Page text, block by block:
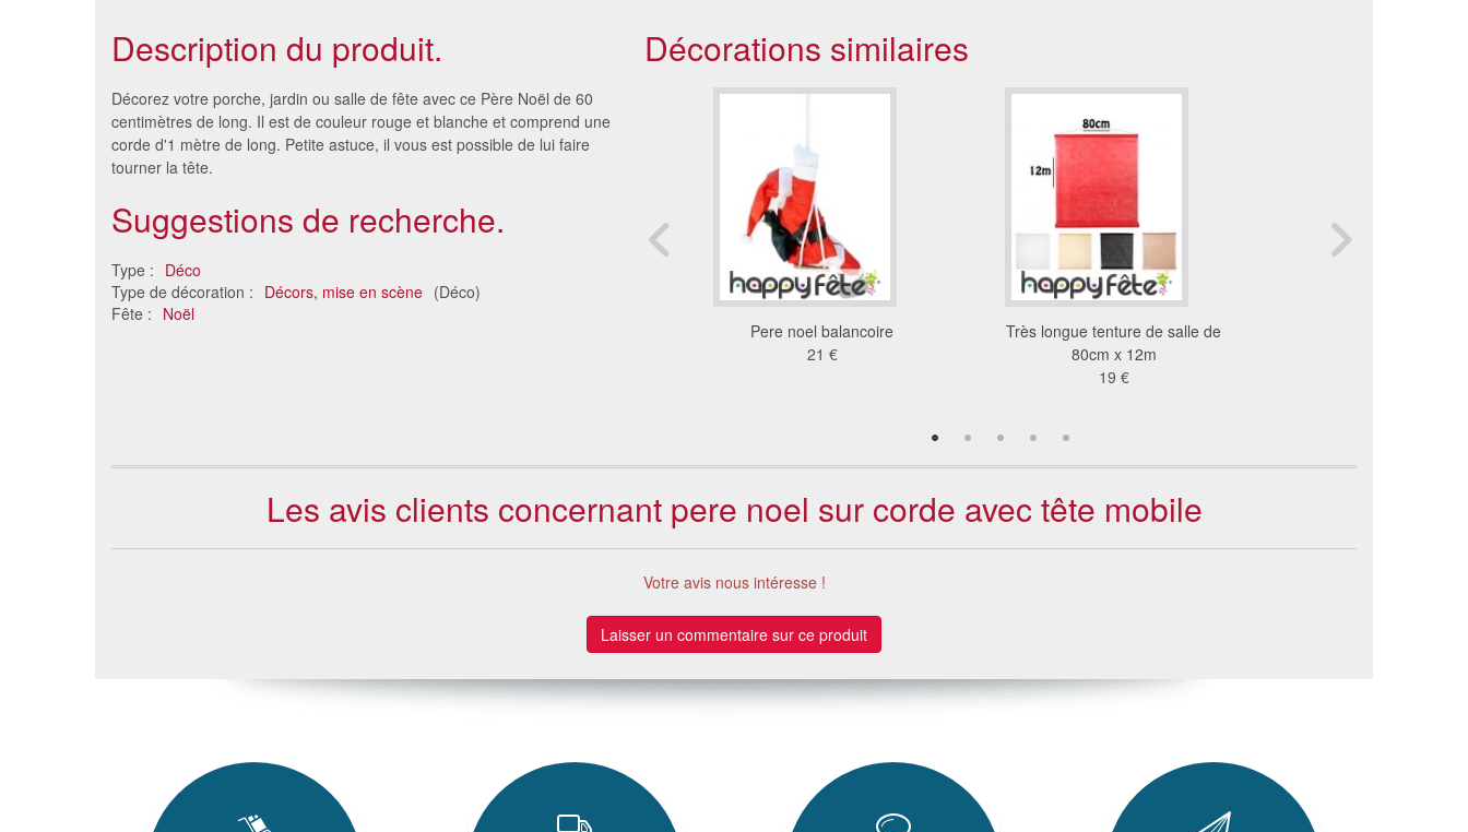
Description du produit.
Décorez votre porche, jardin ou salle de fête avec ce Père Noël de 60
centimètres de long. Il est de couleur rouge et blanche et comprend une
corde d'1 mètre de long. Petite astuce, il vous est possible de lui faire
tourner la tête.
Suggestions de recherche.
Type : Déco
Type de décoration : Décors, mise en scène (Déco)
Fête : Noël
Décorations similaires
Pere noel balancoire
21 €
Très longue tenture de salle de
80cm x 12m
19 €
Les avis clients concernant pere noel sur corde avec tête mobile
Votre avis nous intéresse !
Laisser un commentaire sur ce produit